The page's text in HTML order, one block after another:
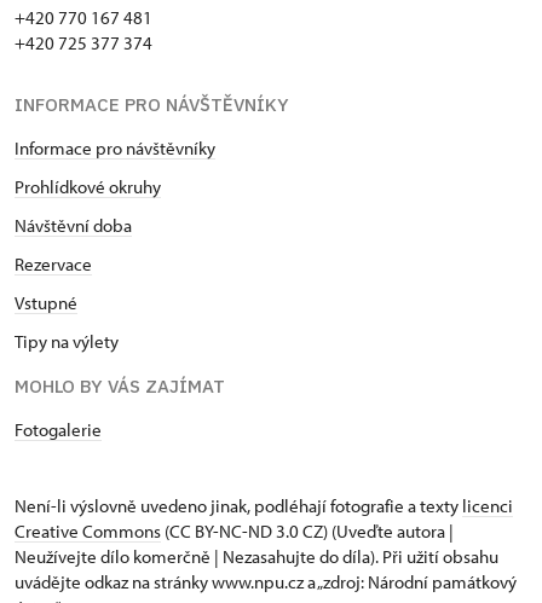
+420 770 167 481
+420 725 377 374
INFORMACE PRO NÁVŠTĚVNÍKY
Informace pro návštěvníky
Prohlídkové okruhy
Návštěvní doba
Rezervace
Vstupné
Tipy na výlety
MOHLO BY VÁS ZAJÍMAT
Fotogalerie
Není-li výslovně uvedeno jinak, podléhají fotografie a texty licenci
Creative Commons (CC BY-NC-ND 3.0 CZ) (Uveďte autora |
Neužívejte dílo komerčně | Nezasahujte do díla). Při užití obsahu
uvádějte odkaz na stránky www.npu.cz a „zdroj: Národní památkový